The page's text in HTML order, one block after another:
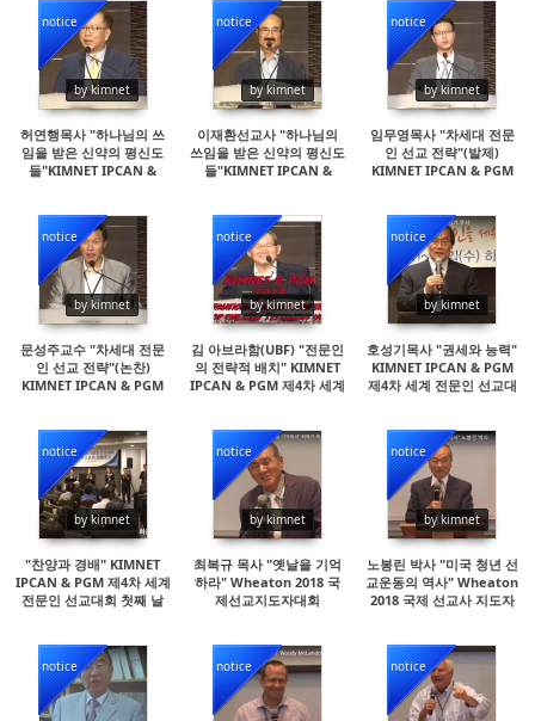
notice
by kimnet
15759
허연행목사 "하나님의 쓰
임을 받은 신약의 평신도
들"KIMNET IPCAN &
notice
by kimnet
24887
이재환선교사 "하나님의
쓰임을 받은 신약의 평신도
들"KIMNET IPCAN &
notice
by kimnet
22266
임무영목사 "차세대 전문
인 선교 전략"(발제)
KIMNET IPCAN & PGM
notice
by kimnet
20021
문성주교수 "차세대 전문
인 선교 전략"(논찬)
KIMNET IPCAN & PGM
notice
by kimnet
15384
김 아브라함(UBF) "전문인
의 전략적 배치" KIMNET
IPCAN & PGM 제4차 세계
notice
by kimnet
16098
호성기목사 "권세와 능력"
KIMNET IPCAN & PGM
제4차 세계 전문인 선교대
notice
by kimnet
15453
"찬양과 경배" KIMNET
IPCAN & PGM 제4차 세계
전문인 선교대회 첫째 날
notice
by kimnet
14705
최복규 목사 "옛날을 기억
하라" Wheaton 2018 국
제선교지도자대회
notice
by kimnet
15676
노봉린 박사 "미국 청년 선
교운동의 역사" Wheaton
2018 국제 선교사 지도자
notice
15890
notice
14725
notice
15137